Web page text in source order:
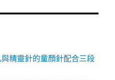
精靈針的童顏針配合三段